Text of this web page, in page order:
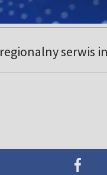
regionalny serwis